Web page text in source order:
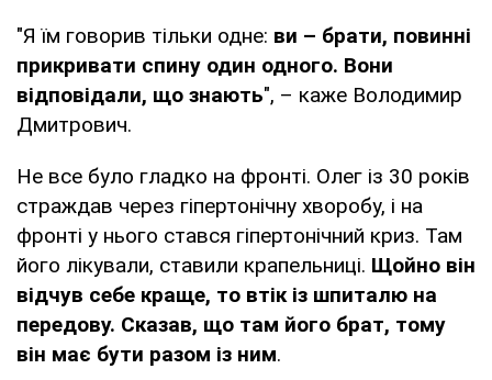
"Я їм говорив тільки одне: ви – брати, повинні
прикривати спину один одного. Вони
відповідали, що знають", – каже Володимир
Дмитрович.
Не все було гладко на фронті. Олег із 30 років
страждав через гіпертонічну хворобу, і на
фронті у нього стався гіпертонічний криз. Там
його лікували, ставили крапельниці. Щойно він
відчув себе краще, то втік із шпиталю на
передову. Сказав, що там його брат, тому
він має бути разом із ним.